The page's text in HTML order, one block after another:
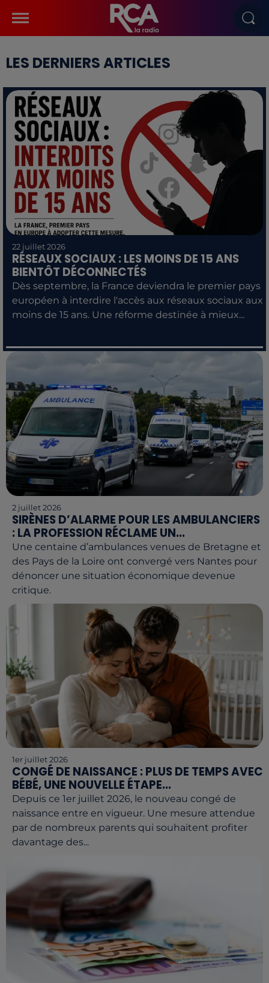
LES DERNIERS ARTICLES
22 juillet 2026
RÉSEAUX SOCIAUX : LES MOINS DE 15 ANS
BIENTÔT DÉCONNECTÉS
Dès septembre, la France deviendra le premier pays
européen à interdire l'accès aux réseaux sociaux aux
moins de 15 ans. Une réforme destinée à mieux...
2 juillet 2026
SIRÈNES D’ALARME POUR LES AMBULANCIERS
: LA PROFESSION RÉCLAME UN...
Une centaine d’ambulances venues de Bretagne et
des Pays de la Loire ont convergé vers Nantes pour
dénoncer une situation économique devenue
critique.
1er juillet 2026
CONGÉ DE NAISSANCE : PLUS DE TEMPS AVEC
BÉBÉ, UNE NOUVELLE ÉTAPE...
Depuis ce 1er juillet 2026, le nouveau congé de
naissance entre en vigueur. Une mesure attendue
par de nombreux parents qui souhaitent profiter
davantage des...